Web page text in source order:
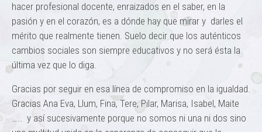
hacer profesional docente, enraizados en el saber, en la
pasión y en el corazón, es a dónde hay que mirar y darles el
mérito que realmente tienen. Suelo decir que los auténticos
cambios sociales son siempre educativos y no será ésta la
última vez que lo diga.
Gracias por seguir en esa línea de compromiso en la igualdad.
Gracias Ana Eva, Llum, Fina, Tere, Pilar, Marisa, Isabel, Maite
….. y así sucesivamente porque no somos ni una ni dos sino